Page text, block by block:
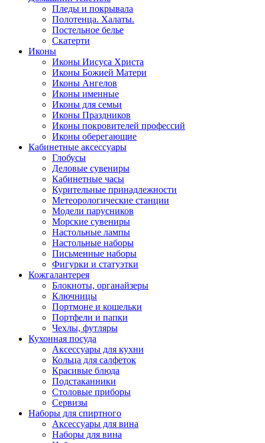
Пледы и покрывала
Полотенца. Халаты.
Постельное белье
Скатерти
Иконы
Иконы Иисуса Христа
Иконы Божией Матери
Иконы Ангелов
Иконы именные
Иконы для семьи
Иконы Праздников
Иконы покровителей профессий
Иконы оберегающие
Кабинетные аксессуары
Глобусы
Деловые сувениры
Кабинетные часы
Курительные принадлежности
Метеорологические станции
Модели парусников
Морские сувениры
Настольные лампы
Настольные наборы
Письменные наборы
Фигурки и статуэтки
Кожгалантерея
Блокноты, органайзеры
Ключницы
Портмоне и кошельки
Портфели и папки
Чехлы, футляры
Кухонная посуда
Аксессуары для кухни
Кольца для салфеток
Красивые блюда
Подстаканники
Столовые приборы
Cервизы
Наборы для спиртного
Аксессуары для вина
Наборы для вина